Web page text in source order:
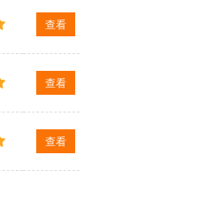
查看
查看
查看